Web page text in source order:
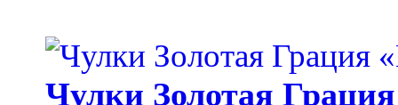
Чулки Золотая